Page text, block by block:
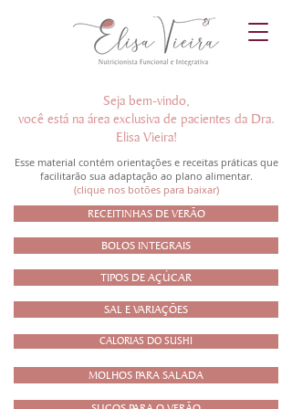
Seja bem-vindo,
você está na área exclusiva de pacientes da Dra.
Elisa Vieira!
Esse material contém orientações e receitas práticas que
facilitarão sua adaptação ao plano alimentar.
(clique nos botões para baixar)
RECEITINHAS DE VERÃO
BOLOS INTEGRAIS
TIPOS DE AÇÚCAR
SAL E VARIAÇÕES
CALORIAS DO SUSHI
MOLHOS PARA SALADA